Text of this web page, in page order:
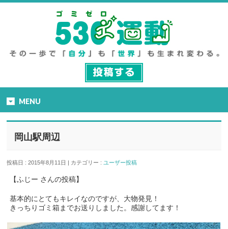
MENU
岡山駅周辺
投稿日 : 2015年8月11日 | カテゴリー :ユーザー投稿
【ふじー さんの投稿】
基本的にとてもキレイなのですが、大物発見！
きっちりゴミ箱までお送りしました。感謝してます！